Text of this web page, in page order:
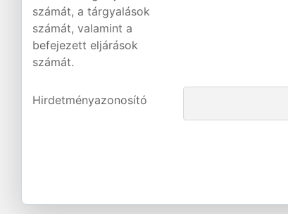
számát, a tárgyalások
számát, valamint a
befejezett eljárások
számát.
Hirdetményazonosító